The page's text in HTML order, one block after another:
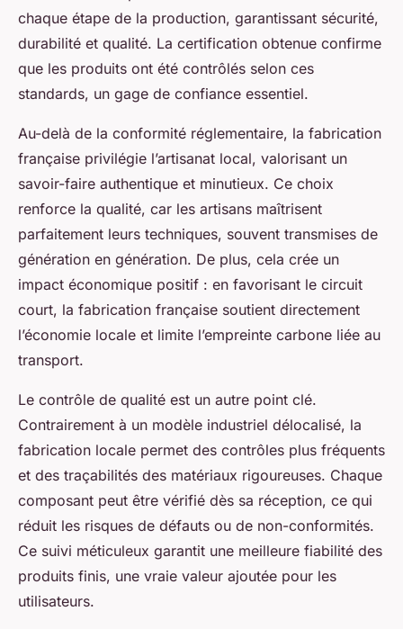
chaque étape de la production, garantissant sécurité,
durabilité et qualité. La certification obtenue confirme
que les produits ont été contrôlés selon ces
standards, un gage de confiance essentiel.
Au-delà de la conformité réglementaire, la fabrication
française privilégie l’artisanat local, valorisant un
savoir-faire authentique et minutieux. Ce choix
renforce la qualité, car les artisans maîtrisent
parfaitement leurs techniques, souvent transmises de
génération en génération. De plus, cela crée un
impact économique positif : en favorisant le circuit
court, la fabrication française soutient directement
l’économie locale et limite l’empreinte carbone liée au
transport.
Le contrôle de qualité est un autre point clé.
Contrairement à un modèle industriel délocalisé, la
fabrication locale permet des contrôles plus fréquents
et des traçabilités des matériaux rigoureuses. Chaque
composant peut être vérifié dès sa réception, ce qui
réduit les risques de défauts ou de non-conformités.
Ce suivi méticuleux garantit une meilleure fiabilité des
produits finis, une vraie valeur ajoutée pour les
utilisateurs.